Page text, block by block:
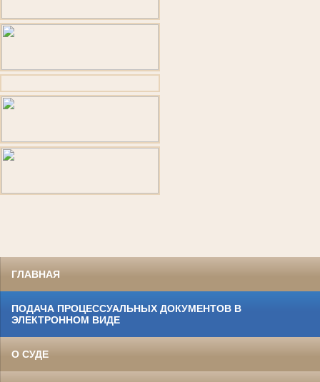
ГЛАВНАЯ
ПОДАЧА ПРОЦЕССУАЛЬНЫХ ДОКУМЕНТОВ В
ЭЛЕКТРОННОМ ВИДЕ
О СУДЕ